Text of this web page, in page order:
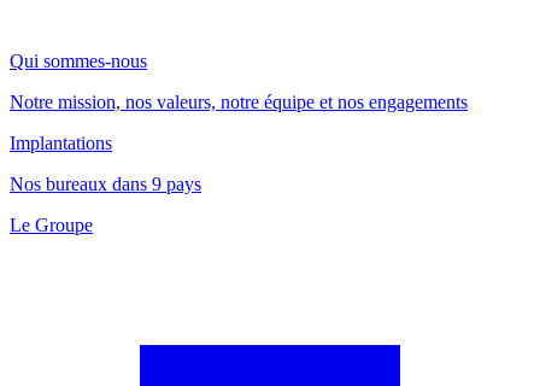
Qui sommes-nous
Notre mission, nos valeurs, notre équipe et nos engagements
Implantations
Nos bureaux dans 9 pays
Le Groupe